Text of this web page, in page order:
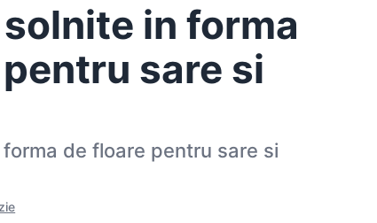
in forma
sare si
de floare pentru sare si